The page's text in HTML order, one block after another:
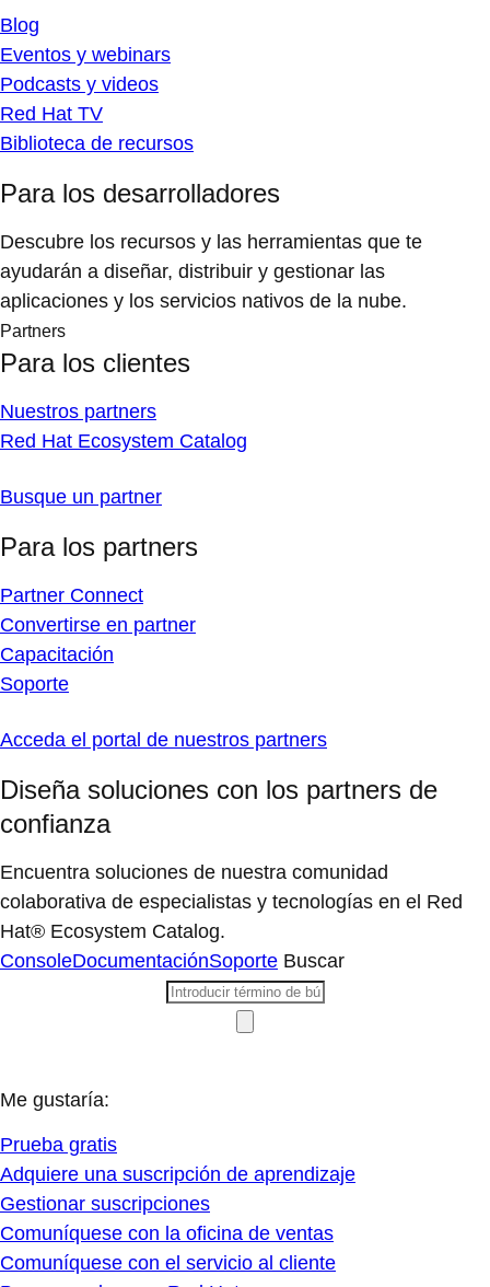
Blog
Eventos y webinars
Podcasts y videos
Red Hat TV
Biblioteca de recursos
Para los desarrolladores
Descubre los recursos y las herramientas que te
ayudarán a diseñar, distribuir y gestionar las
aplicaciones y los servicios nativos de la nube.
Partners
Para los clientes
Nuestros partners
Red Hat Ecosystem Catalog
Busque un partner
Para los partners
Partner Connect
Convertirse en partner
Capacitación
Soporte
Acceda el portal de nuestros partners
Diseña soluciones con los partners de
confianza
Encuentra soluciones de nuestra comunidad
colaborativa de especialistas y tecnologías en el Red
Hat® Ecosystem Catalog.
ConsoleDocumentaciónSoporte Buscar
Me gustaría:
Prueba gratis
Adquiere una suscripción de aprendizaje
Gestionar suscripciones
Comuníquese con la oficina de ventas
Comuníquese con el servicio al cliente